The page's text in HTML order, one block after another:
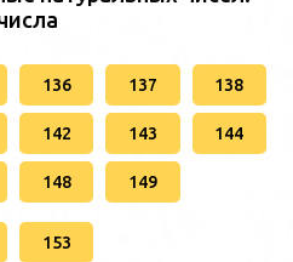
136 137 138
142 143 144
148 149
153